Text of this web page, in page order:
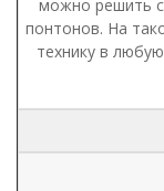
можно решить
понтонов. На
технику в